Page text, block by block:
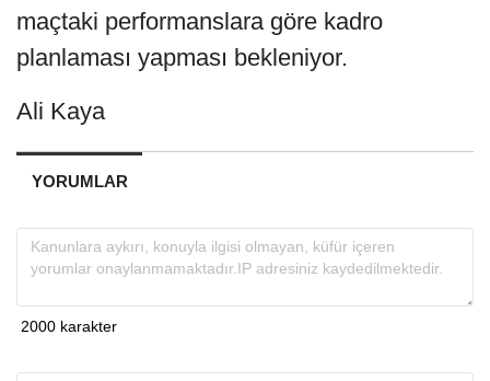
maçtaki performanslara göre kadro
planlaması yapması bekleniyor.
Ali Kaya
YORUMLAR